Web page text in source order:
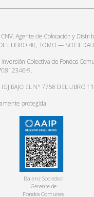
Agente de Colocación y
LIBRO 40, TOMO —
Colectiva de Fondos
9.
BAJO EL N° 7758 DEL LIBRO
protegida.
Balanz Sociedad
Gerente de
Fondos Comunes